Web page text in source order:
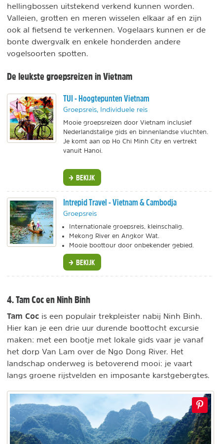
hellingbossen uitstekend verkend kunnen worden.
Valleien, grotten en meren wisselen elkaar af en zijn
ook al fietsend te verkennen. Vogelaars kunnen er de
bonte dwergvalk en enkele honderden andere
vogelsoorten spotten.
De leukste groepsreizen in Vietnam
TUI - Hoogtepunten Vietnam
Groepsreis, Individuele reis
Mooie groepsreizen door Vietnam inclusief
Nederlandstalige gids en binnenlandse vluchten.
Je komt aan op Ho Chi Minh City en vertrekt
vanuit Hanoi.
BEKIJK
Intrepid Travel - Vietnam & Cambodja
Groepsreis
Internationale groepsreis, kleinschalig.
Mekong River en Angkor Wat.
Mooie boottour door onbekender gebied.
BEKIJK
4. Tam Coc en Ninh Binh
Tam Coc is een populair trekpleister nabij Ninh Binh.
Hier kan je een drie uur durende boottocht excursie
maken: met een bootje met lokale gids vaar je vanaf
het dorp Van Lam over de Ngo Dong River. Het
landschap onderweg is betoverend mooi: je vaart
langs groene rijstvelden en imposante karstgebergtes.